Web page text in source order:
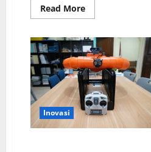
Read MoreRead
more
Jenguk
Puluhan
Siswa
SMAN
72
Jakarta
Korban
Ledakan
Inovasi